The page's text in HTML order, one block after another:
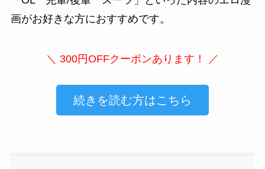
画がお好きな方におすすめです。
＼ 300円OFFクーポンあります！ ／
続きを読む方はこちら